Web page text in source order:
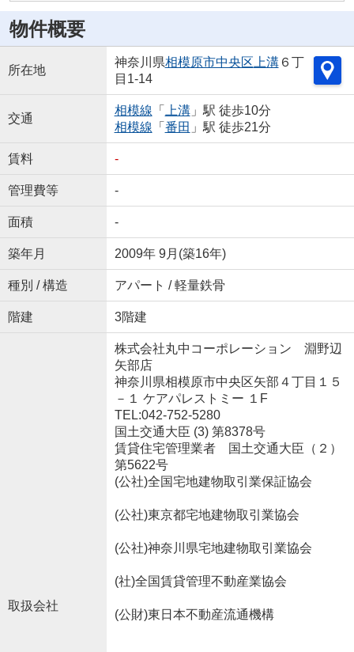
物件概要
所在地
神奈川県相模原市中央区 上溝６丁
目1-14
交通
相模線 「 上溝」駅 徒歩10分
相模線 「 番田 」駅 徒歩21分
賃料 -
管理費等 -
面積 -
築年月 2009年 9月(築16年)
種別 / 構造 アパート / 軽量鉄骨
階建 3階建
取扱会社
株式会社丸中コーポレーション 淵野辺
矢部店
神奈川県相模原市中央区矢部４丁目１５
－１ ケアパレストミー １F
TEL:042-752-5280
国土交通大臣 (3) 第8378号
賃貸住宅管理業者 国土交通大臣（２）
第5622号
(公社)全国宅地建物取引業保証協会
(公社)東京都宅地建物取引業協会
(公社)神奈川県宅地建物取引業協会
(社)全国賃貸管理不動産業協会
(公財)東日本不動産流通機構